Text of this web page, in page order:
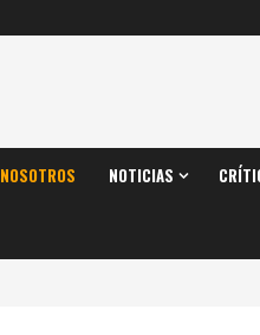
NOSOTROS NOTICIAS